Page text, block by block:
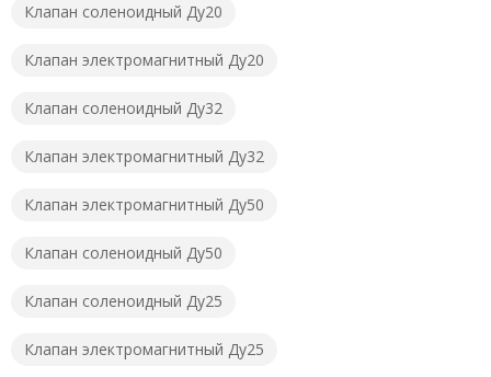
Клапан соленоидный Ду20
Клапан электромагнитный Ду20
Клапан соленоидный Ду32
Клапан электромагнитный Ду32
Клапан электромагнитный Ду50
Клапан соленоидный Ду50
Клапан соленоидный Ду25
Клапан электромагнитный Ду25